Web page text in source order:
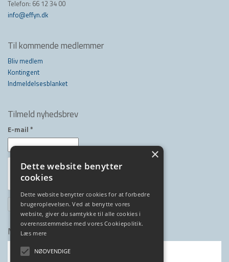
Telefon: 66 12 34 00
info@effyn.dk
Til kommende medlemmer
Bliv medlem
Kontingent
Indmeldelsesblanket
Tilmeld nyhedsbrev
E-mail *
Medlem af
Dette website benytter
cookies
Dette website benytter cookies for at forbedre
brugeroplevelsen. Ved at benytte vores
website, giver du samtykke til alle cookies i
overensstemmelse med vores Cookiepolitik.
Læs mere
NØDVENDIGE
×